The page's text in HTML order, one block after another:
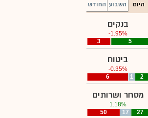
היום השבוע החודש
בנקים
-1.95%
3
5
ביטוח
-0.35%
6
1 2
מסחר ושרותים
1.18%
50
17 27